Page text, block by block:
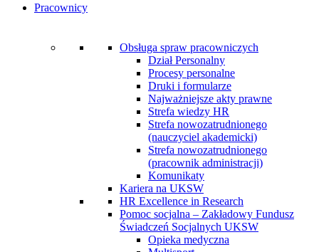
Pracownicy
Obsługa spraw pracowniczych
Dział Personalny
Procesy personalne
Druki i formularze
Najważniejsze akty prawne
Strefa wiedzy HR
Strefa nowozatrudnionego
(nauczyciel akademicki)
Strefa nowozatrudnionego
(pracownik administracji)
Komunikaty
Kariera na UKSW
HR Excellence in Research
Pomoc socjalna – Zakładowy Fundusz
Świadczeń Socjalnych UKSW
Opieka medyczna